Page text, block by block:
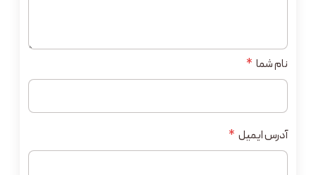
نام شما *
آدرس ایمیل *